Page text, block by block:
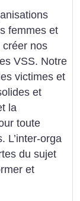
femmes et
créer nos
VSS. Notre
victimes et
et
la
toute
L’inter-orga
du sujet
et